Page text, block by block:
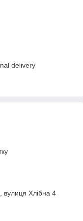
delivery
вулиця Хлібна 4